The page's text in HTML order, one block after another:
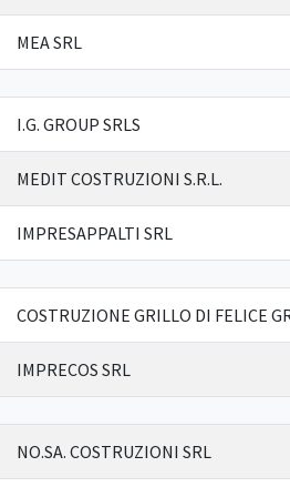
MEA SRL
I.G. GROUP SRLS
MEDIT COSTRUZIONI S.R.L.
IMPRESAPPALTI SRL
COSTRUZIONE GRILLO DI FELICE
IMPRECOS SRL
NO.SA. COSTRUZIONI SRL